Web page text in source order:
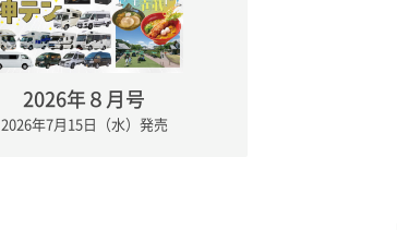
2026年８月号
2026年7月15日（水）発売